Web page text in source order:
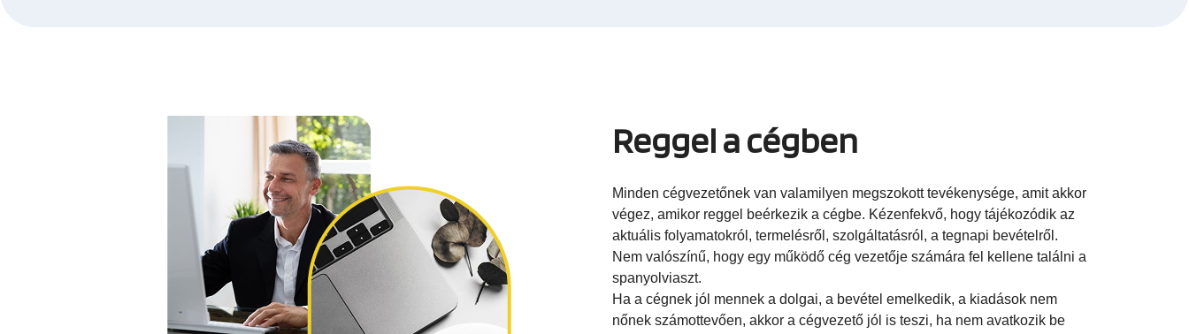
Reggel a cégben
Minden cégvezetőnek van valamilyen megszokott tevékenysége, amit akkor
végez, amikor reggel beérkezik a cégbe. Kézenfekvő, hogy tájékozódik az
aktuális folyamatokról, termelésről, szolgáltatásról, a tegnapi bevételről.
Nem valószínű, hogy egy működő cég vezetője számára fel kellene találni a
spanyolviaszt.
Ha a cégnek jól mennek a dolgai, a bevétel emelkedik, a kiadások nem
nőnek számottevően, akkor a cégvezető jól is teszi, ha nem avatkozik be